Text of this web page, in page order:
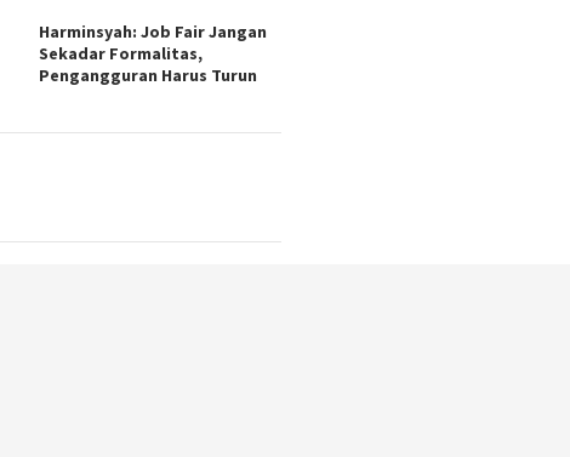
Harminsyah: Job Fair Jangan
Sekadar Formalitas,
Pengangguran Harus Turun